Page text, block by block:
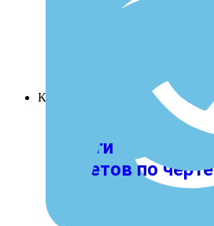
Клиентам
Услуги
макетов по